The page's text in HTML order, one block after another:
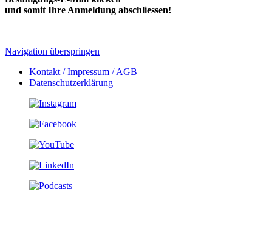
und somit Ihre Anmeldung abschliessen!
Navigation überspringen
Kontakt / Impressum / AGB
Datenschutzerklärung